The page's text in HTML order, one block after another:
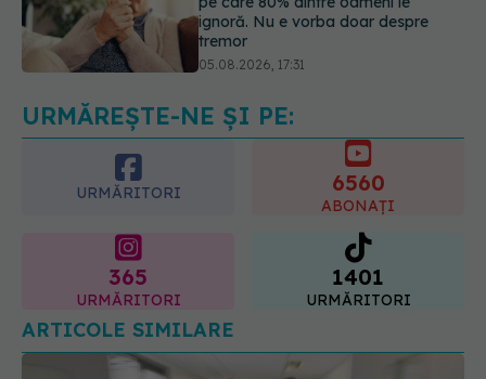
Gabriela Cristea, manifest pentru
fiecăruia spune o poveste
URMĂREȘTE-NE ȘI PE:
URMĂRITORI 6560
ABONAȚI
365
URMĂRITORI
1401
URMĂRITORI
ARTICOLE SIMILARE